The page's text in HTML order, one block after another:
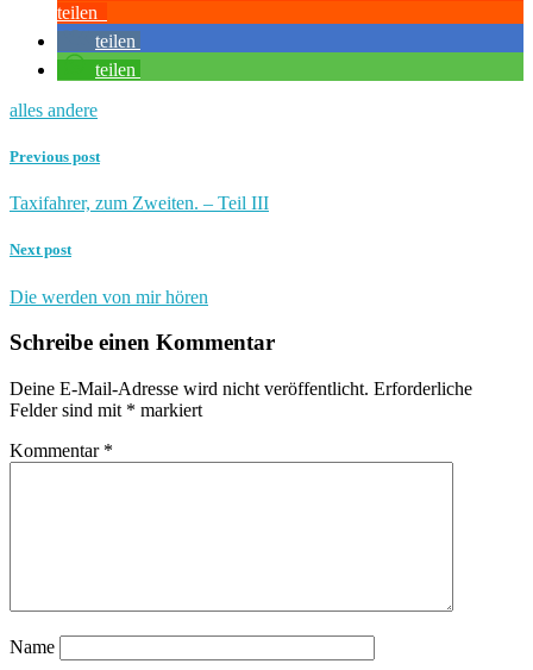
teilen
teilen
teilen
alles andere
Previous post
Taxifahrer, zum Zweiten. – Teil III
Next post
Die werden von mir hören
Schreibe einen Kommentar
Deine E-Mail-Adresse wird nicht veröffentlicht. Erforderliche
Felder sind mit * markiert
Kommentar *
Name